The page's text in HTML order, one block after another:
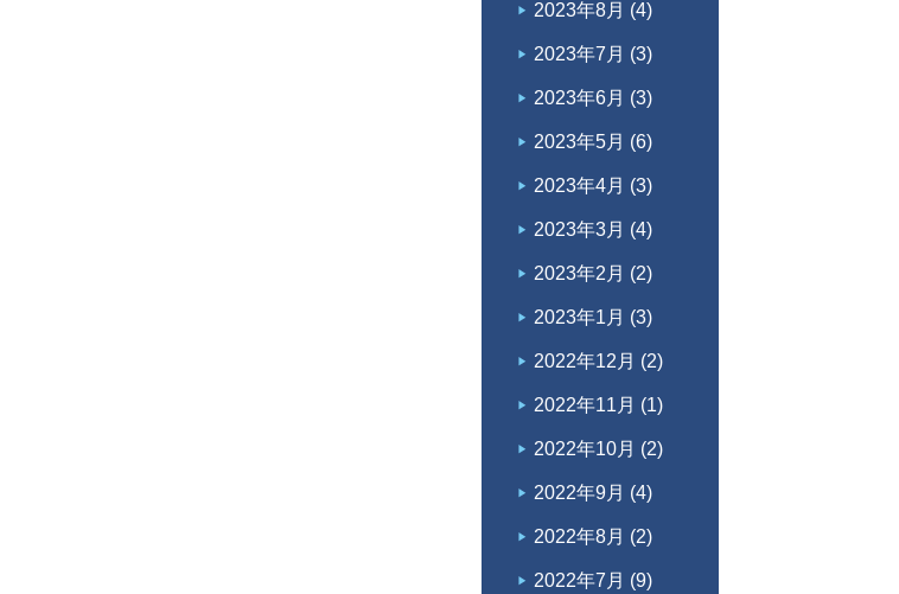
2023年8月 (4)
2023年7月 (3)
2023年6月 (3)
2023年5月 (6)
2023年4月 (3)
2023年3月 (4)
2023年2月 (2)
2023年1月 (3)
2022年12月 (2)
2022年11月 (1)
2022年10月 (2)
2022年9月 (4)
2022年8月 (2)
2022年7月 (9)